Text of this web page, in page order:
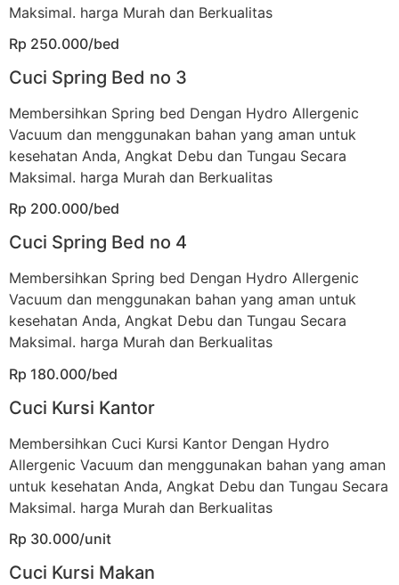
Maksimal. harga Murah dan Berkualitas
Rp 250.000/bed
Cuci Spring Bed no 3
Membersihkan Spring bed Dengan Hydro Allergenic
Vacuum dan menggunakan bahan yang aman untuk
kesehatan Anda, Angkat Debu dan Tungau Secara
Maksimal. harga Murah dan Berkualitas
Rp 200.000/bed
Cuci Spring Bed no 4
Membersihkan Spring bed Dengan Hydro Allergenic
Vacuum dan menggunakan bahan yang aman untuk
kesehatan Anda, Angkat Debu dan Tungau Secara
Maksimal. harga Murah dan Berkualitas
Rp 180.000/bed
Cuci Kursi Kantor
Membersihkan Cuci Kursi Kantor Dengan Hydro
Allergenic Vacuum dan menggunakan bahan yang aman
untuk kesehatan Anda, Angkat Debu dan Tungau Secara
Maksimal. harga Murah dan Berkualitas
Rp 30.000/unit
Cuci Kursi Makan